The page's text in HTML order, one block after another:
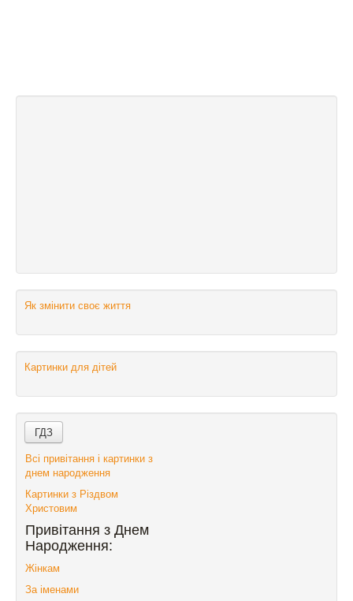
Як змінити своє життя
Картинки для дітей
Всі привітання і картинки з
днем народження
Картинки з Різдвом
Христовим
Привітання з Днем
Народження:
Жінкам
За іменами